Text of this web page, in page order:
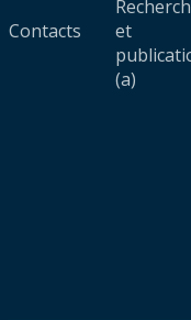
Contacts
et
(a)